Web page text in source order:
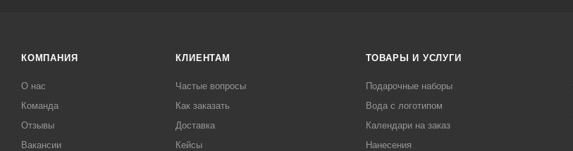
КОМПАНИЯ
О нас
Команда
Отзывы
Вакансии
КЛИЕНТАМ
Частые вопросы
Как заказать
Доставка
Кейсы
ТОВАРЫ И УСЛУГИ
Подарочные наборы
Вода с логотипом
Календари на заказ
Нанесения